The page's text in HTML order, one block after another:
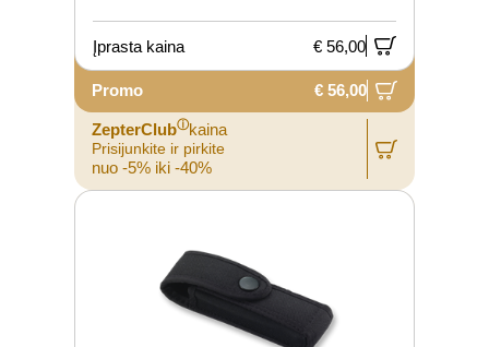
Įprasta kaina € 56,00
Promo € 56,00
ZepterClubⓘkaina
Prisijunkite ir pirkite
nuo -5% iki -40%